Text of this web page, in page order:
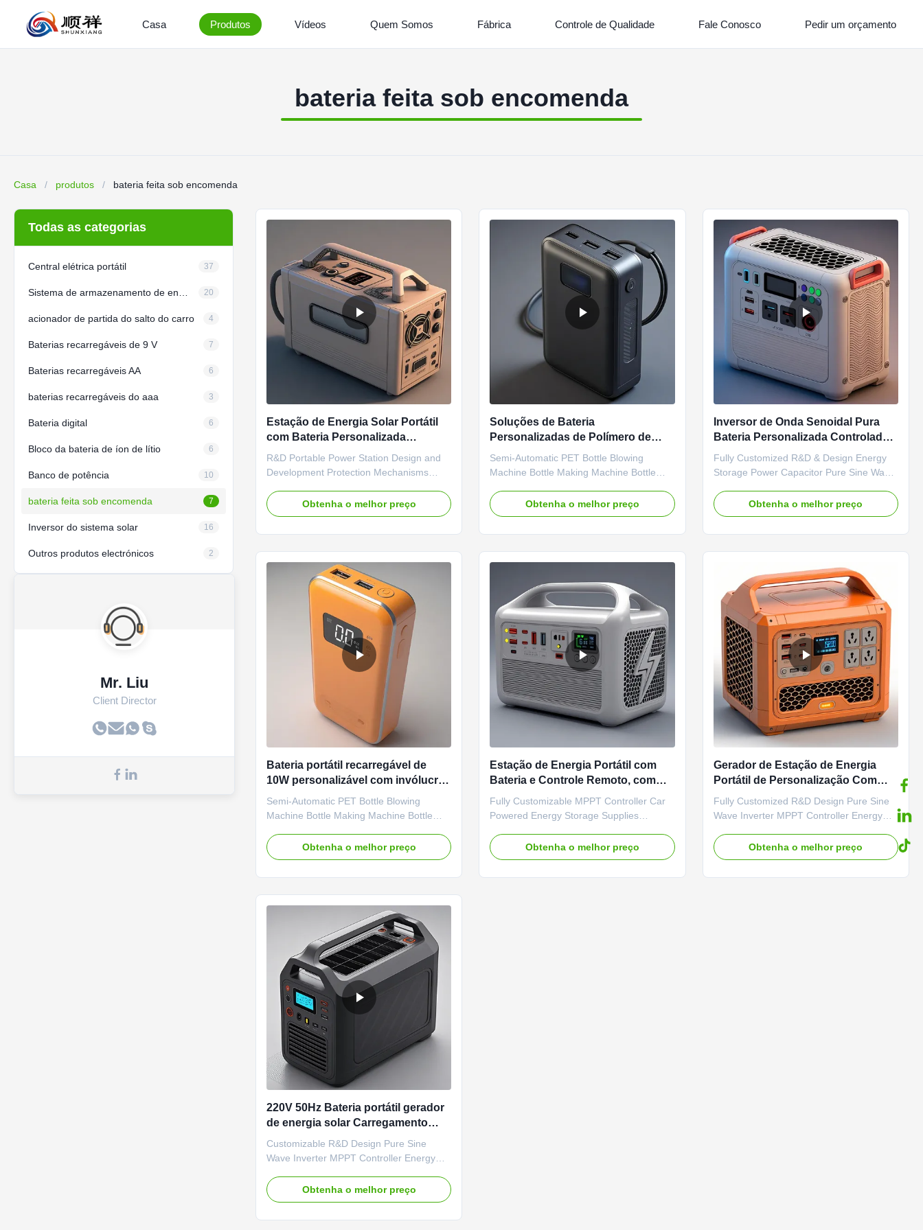
Casa Produtos Vídeos Quem Somos Fábrica Controle de Qualidade Fale Conosco Pedir um orçamento
bateria feita sob encomenda
Casa / produtos / bateria feita sob encomenda
Todas as categorias
Central elétrica portátil 37
20
acionador de partida do salto do carro 4
Baterias recarregáveis de 9 V 7
Baterias recarregáveis AA 6
baterias recarregáveis do aaa 3
Bateria digital 6
Bloco da bateria de íon de lítio 6
Banco de potência 10
bateria feita sob encomenda 7
Inversor do sistema solar 16
Outros produtos electrónicos 2
Mr. Liu
Client Director
Estação de Energia Solar Portátil
com Bateria Personalizada
LiFePO4 com Arranque Auxiliar,
Porta RV e Acendedor de Cigarros
R&D Portable Power Station Design and
Development Protection Mechanisms
undervoltage protection Output
overvoltage protection Output overload
Obtenha o melhor preço
Soluções de Bateria
Personalizadas de Polímero de
Lítio Proteção de Circuito
Armazenamento de Energia Fonte
Semi-Automatic PET Bottle Blowing
Machine Bottle Making Machine Bottle
Machine is suitable for producing PET
plastic containers and bottles in all
Obtenha o melhor preço
Inversor de Onda Senoidal Pura
Bateria Personalizada Controlador
MPPT LiFePO4 gerador de energia
solar
Fully Customized R&D & Design Energy
Storage Power Capacitor Pure Sine Wave
Source Protection Mechanisms Input
overvoltage protection Input undervoltage
Obtenha o melhor preço
Bateria portátil recarregável de
10W personalizável com invólucro
de palha de trigo
Semi-Automatic PET Bottle Blowing
Machine Bottle Making Machine Bottle
Machine is suitable for producing PET
plastic containers and bottles in all
Obtenha o melhor preço
Estação de Energia Portátil com
Bateria e Controle Remoto, com
Tipo C e Lanterna, para
Armazenamento de Energia
Fully Customizable MPPT Controller Car
Powered Energy Storage Supplies
External Battery Protection Mechanisms
Input overvoltage protection Input
Obtenha o melhor preço
Gerador de Estação de Energia
Portátil de Personalização Com
Controlador MPPT Inversor de
Onda Senoidal Pura G
Fully Customized R&D Design Pure Sine
Wave Inverter MPPT Controller Energy
External Battery Product Description
Advanced protection mechanisms ensure
Obtenha o melhor preço
220V 50Hz Bateria portátil gerador
de energia solar Carregamento
sem fio Saída AC e portas USB
Customizable R&D Design Pure Sine
Wave Inverter MPPT Controller Energy
External Flashlight Protection Mechanisms
Type of Protection Input overvoltage
Obtenha o melhor preço